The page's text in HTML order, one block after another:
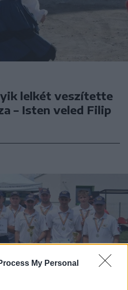
My Personal
lelkét veszítette
– Isten veled Filip